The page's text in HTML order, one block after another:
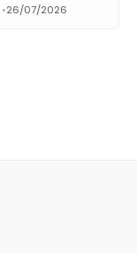
26/07/2026